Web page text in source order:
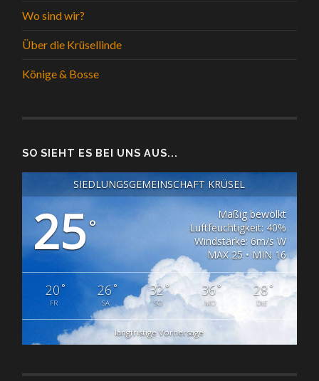
Wo sind wir?
Über die Krüsellinde
Könige & Bosse
SO SIEHT ES BEI UNS AUS...
SIEDLUNGSGEMEINSCHAFT KRÜSEL
25°
Mäßig bewölkt
Luftfeuchtigkeit: 40%
Windstärke: 6m/s W
MAX 25 • MIN 16
20°
FR
26°
SA
32°
SO
36°
MO
28°
DIE
langfristige Vorhersage